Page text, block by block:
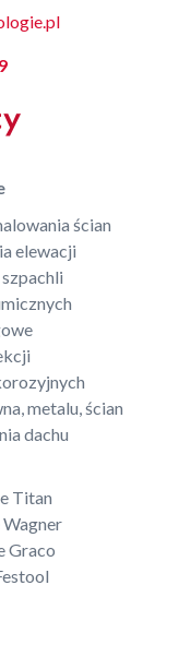
ścian
elewacji
metalu, ścian
dachu
Titan
Graco